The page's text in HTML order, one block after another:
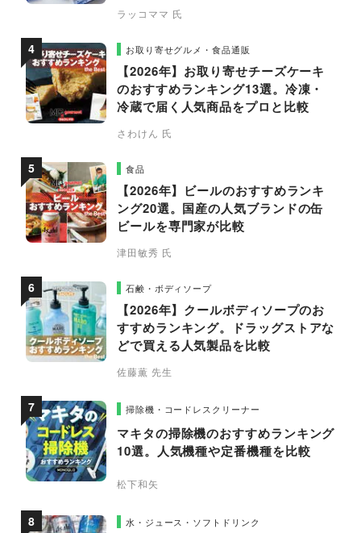
ラッコママ 氏
お取り寄せグルメ・食品通販
【2026年】お取り寄せチーズケーキ
のおすすめランキング13選。冷凍・
冷蔵で届く人気商品をプロと比較
さわけん 氏
食品
【2026年】ビールのおすすめランキ
ング20選。国産の人気ブランドの缶
ビールを専門家が比較
津田敏秀 氏
石鹸・ボディソープ
【2026年】クールボディソープのお
すすめランキング。ドラッグストアな
どで買える人気製品を比較
佐藤薫 先生
掃除機・コードレスクリーナー
マキタの掃除機のおすすめランキング
10選。人気機種や定番機種を比較
松下和矢
水・ジュース・ソフトドリンク